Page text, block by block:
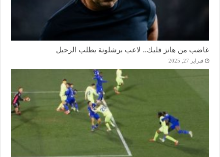
غاضب من هانز فليك.. لاعب برشلونة يطلب الرحيل
فبراير 27, 2025